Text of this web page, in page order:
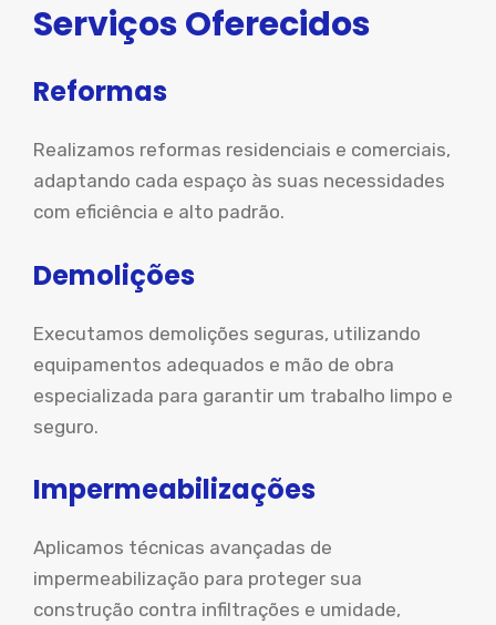
Serviços Oferecidos
Reformas
Realizamos reformas residenciais e comerciais,
adaptando cada espaço às suas necessidades
com eficiência e alto padrão.
Demolições
Executamos demolições seguras, utilizando
equipamentos adequados e mão de obra
especializada para garantir um trabalho limpo e
seguro.
Impermeabilizações
Aplicamos técnicas avançadas de
impermeabilização para proteger sua
construção contra infiltrações e umidade,